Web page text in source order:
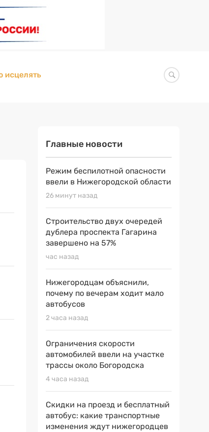
исцелять
Главные новости
Режим беспилотной опасности
ввели в Нижегородской области
26 минут назад
Строительство двух очередей
дублера проспекта Гагарина
завершено на 57%
час назад
Нижегородцам объяснили,
почему по вечерам ходит мало
автобусов
2 часа назад
Ограничения скорости
автомобилей ввели на участке
трассы около Богородска
4 часа назад
Скидки на проезд и бесплатный
автобус: какие транспортные
изменения ждут нижегородцев